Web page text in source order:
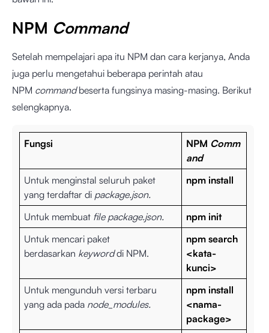
NPM Command
Setelah mempelajari apa itu NPM dan cara kerjanya, Anda
juga perlu mengetahui beberapa perintah atau
NPM commandbeserta fungsinya masing-masing. Berikut
selengkapnya.
Fungsi NPM Comm
and
Untuk menginstal seluruh paket
yang terdaftar dipackage.json.
npm install
Untuk membuat file package.json.
npm init
Untuk mencari paket
berdasarkan keyworddi NPM.
npm search
<kata-
kunci>
Untuk mengunduh versi terbaru
yang ada pada node_modules.
npm install
<nama-
package>